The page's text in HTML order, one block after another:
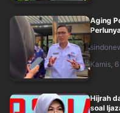
Aging
Kamis,
Hijrah
soal